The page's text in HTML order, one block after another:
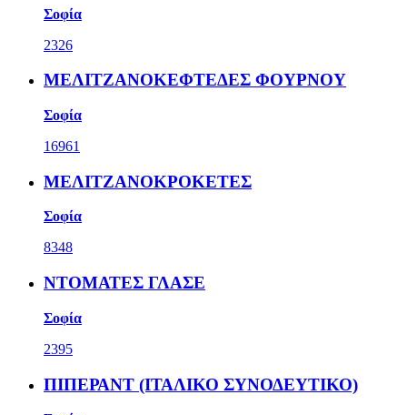
Σοφία
2326
ΜΕΛΙΤΖΑΝΟΚΕΦΤΕΔΕΣ ΦΟΥΡΝΟΥ
Σοφία
16961
ΜΕΛΙΤΖΑΝΟΚΡΟΚΕΤΕΣ
Σοφία
8348
ΝΤΟΜΑΤΕΣ ΓΛΑΣΕ
Σοφία
2395
ΠΙΠΕΡΑΝΤ (ΙΤΑΛΙΚΟ ΣΥΝΟΔΕΥΤΙΚΟ)